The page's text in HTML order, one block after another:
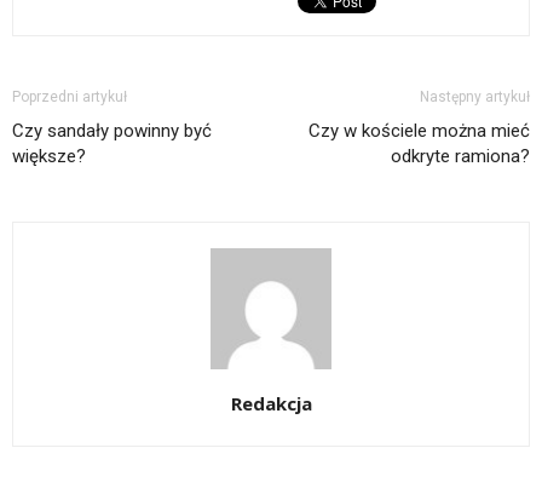
Poprzedni artykuł
Czy sandały powinny być
większe?
Następny artykuł
Czy w kościele można mieć
odkryte ramiona?
Redakcja